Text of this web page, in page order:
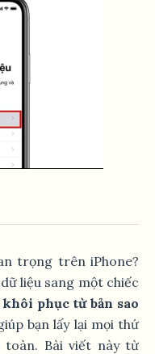
trọng trên iPhone?
liệu sang một chiếc
khôi phục từ bản sao
bạn lấy lại mọi thứ
toàn. Bài viết này từ